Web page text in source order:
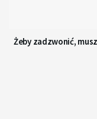
Żeby zadzwonić,